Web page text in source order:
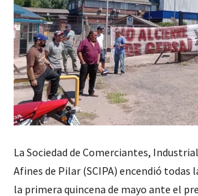
La Sociedad de Comerciantes,
Afines de Pilar (SCIPA) encendió todas
la primera quincena de mayo ante el